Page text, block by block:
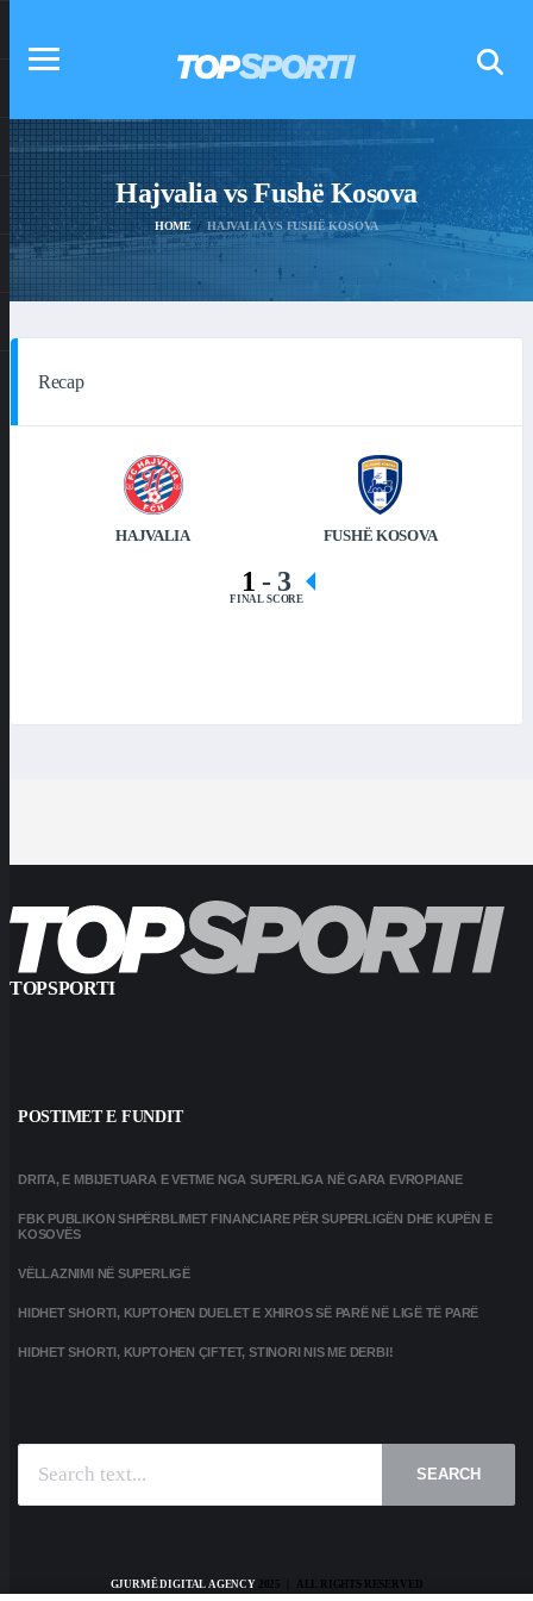
Hajvalia vs Fushë Kosova
HOME HAJVALIA VS FUSHË KOSOVA
Recap
HAJVALIA FUSHË KOSOVA
1- 3
FINAL SCORE
TOPSPORTI
POSTIMET E FUNDIT
DRITA, E MBIJETUARA E VETME NGA SUPERLIGA NË GARA EVROPIANE
FBK PUBLIKON SHPËRBLIMET FINANCIARE PËR SUPERLIGËN DHE KUPËN E
KOSOVËS
VËLLAZNIMI NË SUPERLIGË
HIDHET SHORTI, KUPTOHEN DUELET E XHIROS SË PARË NË LIGË TË PARË
HIDHET SHORTI, KUPTOHEN ÇIFTET, STINORI NIS ME DERBI!
SEARCH
GJURMË DIGITAL AGENCY2025 | ALL RIGHTS RESERVED